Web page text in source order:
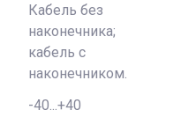
Кабель без
наконечника;
кабель с
наконечником.
-40...+40